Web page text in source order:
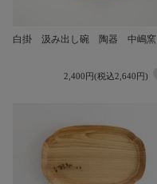
白掛 汲み出し碗 陶器 中嶋窯
2,400円(税込2,640円)